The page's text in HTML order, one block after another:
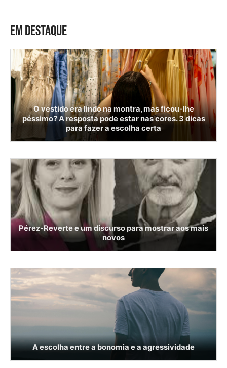
EM DESTAQUE
O vestido era lindo na montra, mas ficou-lhe
péssimo? A resposta pode estar nas cores. 3 dicas
para fazer a escolha certa
Pérez-Reverte e um discurso para mostrar aos mais
novos
A escolha entre a bonomia e a agressividade